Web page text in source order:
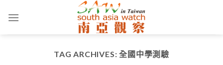
TAG ARCHIVES:全國中學測驗